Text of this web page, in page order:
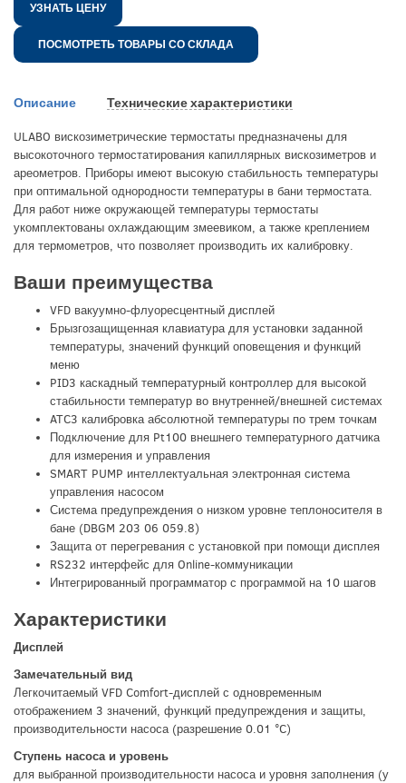
УЗНАТЬ ЦЕНУ
ПОСМОТРЕТЬ ТОВАРЫ СО СКЛАДА
Описание Технические характеристики
ULABO вискозиметрические термостаты предназначены для
высокоточного термостатирования капиллярных вискозиметров и
ареометров. Приборы имеют высокую стабильность температуры
при оптимальной однородности температуры в бани термостата.
Для работ ниже окружающей температуры термостаты
укомплектованы охлаждающим змеевиком, а также креплением
для термометров, что позволяет производить их калибровку.
Ваши преимущества
VFD вакуумно-флуоресцентный дисплей
Брызгозащищенная клавиатура для установки заданной
температуры, значений функций оповещения и функций
меню
PID3 каскадный температурный контроллер для высокой
стабильности температур во внутренней/внешней системах
ATC3 калибровка абсолютной температуры по трем точкам
Подключение для Pt100 внешнего температурного датчика
для измерения и управления
SMART PUMP интеллектуальная электронная система
управления насосом
Система предупреждения о низком уровне теплоносителя в
бане (DBGM 203 06 059.8)
Защита от перегревания с установкой при помощи дисплея
RS232 интерфейс для Online-коммуникации
Интегрированный программатор с программой на 10 шагов
Характеристики
Дисплей
Замечательный вид
Легкочитаемый VFD Comfort-дисплей с одновременным
отображением 3 значений, функций предупреждения и защиты,
производительности насоса (разрешение 0.01 °C)
Ступень насоса и уровень
для выбранной производительности насоса и уровня заполнения (у